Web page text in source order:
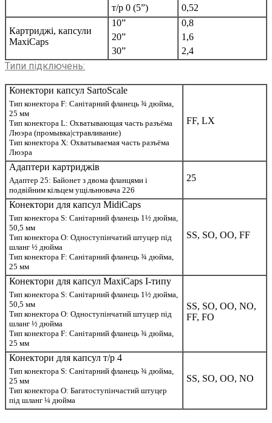
т/р 0 (5”)
0,52
Картриджі, капсули
MaxiCaps
10”
20”
30”
0,8
1,6
2,4
Типи підключень:
Конектори капсул SartoScale
Тип конектора F: Санітарний фланець ¾ дюйма,
25 мм
Тип конектора L: Охватывающая часть разъёма
Люэра (промывка|стравливание)
Тип конектора X: Охватываемая часть разъёма
Люэра
FF, LX
Адаптери картриджів
Адаптер 25: Байонет з двома фланцями і
подвійним кільцем ущільнювача 226
25
Конектори для капсул MidiCaps
Тип конектора S: Санітарний фланець 1½ дюйма,
50,5 мм
Тип конектора О: Одноступінчатий штуцер під
шланг ½ дюйма
Тип конектора F: Санітарний фланець ¾ дюйма,
25 мм
SS, SO, OO, FF
Конектори для капсул MaxiCaps I-типу
Тип конектора S: Санітарний фланець 1½ дюйма,
50,5 мм
Тип конектора О: Одноступінчатий штуцер під
шланг ½ дюйма
Тип конектора F: Санітарний фланець ¾ дюйма,
25 мм
SS, SO, OO, NO,
FF, FO
Конектори для капсул т/р 4
Тип конектора S: Санітарний фланець ¾ дюйма,
25 мм
Тип конектора О: Багатоступінчастий штуцер
під шланг ¼ дюйма
SS, SO, OO, NO